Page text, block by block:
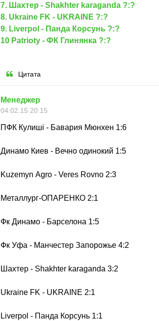
7. Шахтер - Shakhter karaganda ?:?
8. Ukraine FK - UKRAINE ?:?
9. Liverpol - Панда Корсунь ?:?
10 Patrioty - ФК Глинянка ?:?
Цитата
Менеджер
04.02.15 20:15
ПФК Кулишi - Бавария Мюнхен 1:6
Динамо Киев - Вечно одинокий 1:5
Kuzemyn Аgro - Veres Rovno 2:3
Металлург-ОПАРЕНКО 2:1
Фк Динамо - Барселона 1:5
Фк Уфа - Манчестер Запорожье 4:2
Шахтер - Shakhter karaganda 3:2
Ukraine FK - UKRAINE 2:1
Liverpol - Панда Корсунь 1:1